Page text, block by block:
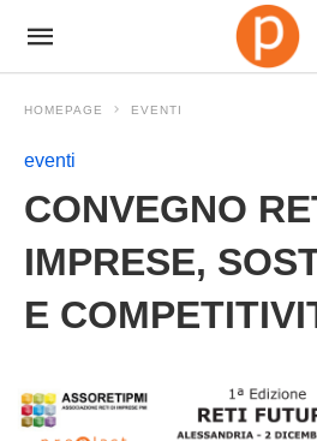
HOMEPAGE EVENTI
eventi
CONVEGNO
IMPRESE,
E